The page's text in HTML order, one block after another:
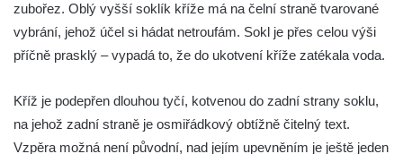
Kříž jižně od Bukolu
Kříž na návsi v Bukolu
Kříž u silnice z Chouče do Mirošovic
Centrální kříž hřbitova v Chouči
zubořez. Oblý vyšší soklík kříže má na čelní straně tvarované
vybrání, jehož účel si hádat netroufám. Sokl je přes celou výši
příčně prasklý – vypadá to, že do ukotvení kříže zatékala voda.
Kříž je podepřen dlouhou tyčí, kotvenou do zadní strany soklu,
na jehož zadní straně je osmiřádkový obtížně čitelný text.
Vzpěra možná není původní, nad jejím upevněním je ještě jeden